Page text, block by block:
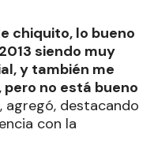
chiquito, lo bueno
siendo muy
y también me
no está bueno
, agregó, destacando
con la